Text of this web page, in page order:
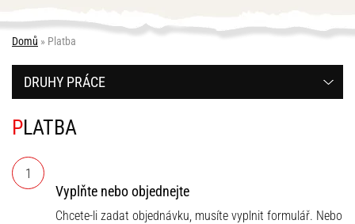
Domů » Platba
PLATBA
1
Vyplňte nebo objednejte
Chcete-li zadat objednávku, musíte vyplnit formulář. Nebo
DRUHY PRÁCE